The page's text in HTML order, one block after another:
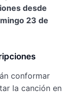
desde
23 de
conformar
la canción en